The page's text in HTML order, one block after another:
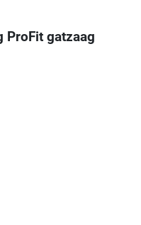
ProFit gatzaag